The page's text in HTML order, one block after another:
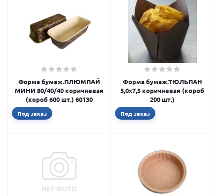
Форма бумаж.ПЛЮМПАЙ
МИНИ 80/40/40 коричневая
(короб 600 шт.) 60130
Под заказ
Форма бумаж.ТЮЛЬПАН
5,0х7,5 коричневая (короб
200 шт.)
Под заказ